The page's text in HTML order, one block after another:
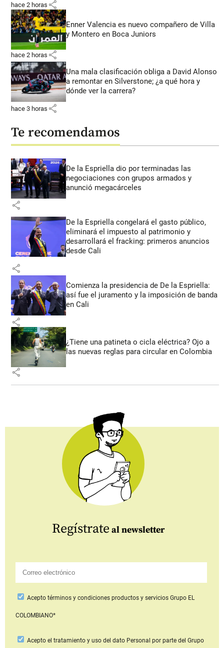
hace 2 horas share
Enner Valencia es nuevo compañero de Villa
y Montero en Boca Juniors
hace 2 horas share
Una mala clasificación obliga a David Alonso
a remontar en Silverstone; ¿a qué hora y
dónde ver la carrera?
hace 3 horas share
Te recomendamos
De la Espriella dio por terminadas las
negociaciones con grupos armados y
anunció megacárceles
share
De la Espriella congelará el gasto público,
eliminará el impuesto al patrimonio y
desarrollará el fracking: primeros anuncios
desde Cali
share
Comienza la presidencia de De la Espriella:
así fue el juramento y la imposición de banda
en Cali
share
¿Tiene una patineta o cicla eléctrica? Ojo a
las nuevas reglas para circular en Colombia
share
Regístrate al newsletter
Aceptotérminos y condiciones productos y serviciosGrupo EL
COLOMBIANO*
Acepto el tratamiento y uso del dato Personal por parte del Grupo